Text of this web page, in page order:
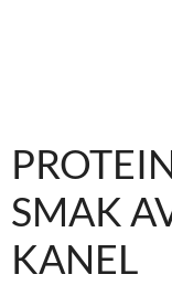
SMAK
KANEL